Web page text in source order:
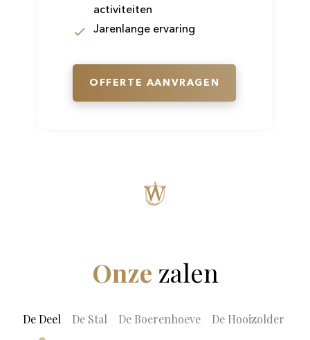
activiteiten
Jarenlange ervaring
OFFERTE AANVRAGEN
Onze zalen
De Deel De Stal De Boerenhoeve De Hooizolder